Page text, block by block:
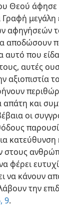
Θεού άφησε
μεγάλη
αφηγήσεών
αποδώσουν
που
αυτές
αξιοπιστία
απάτη και
οι
κατεύθυνση
στους
φέρει
να κάνουν
την
9.